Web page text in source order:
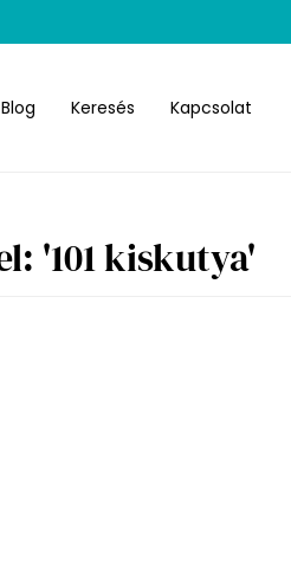
Blog Keresés Kapcsolat
'101 kiskutya'